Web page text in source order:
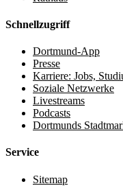
Schnellzugriff
Dortmund-App
Presse
Karriere: Jobs,
Soziale Netzwerke
Livestreams
Podcasts
Dortmunds
Service
Sitemap